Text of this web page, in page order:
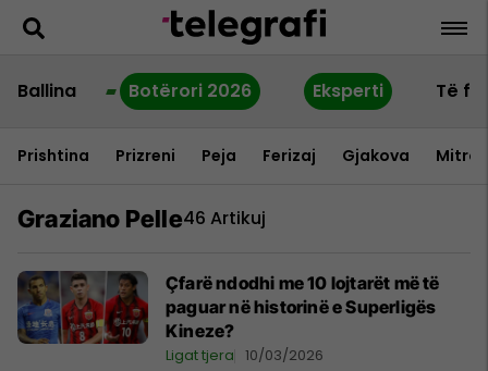
Ballina Botërori 2026 Eksperti Të
Prishtina Prizreni Peja Ferizaj Gjakova
Graziano Pelle46 Artikuj
Çfarë ndodhi me 10 lojtarët më të
paguar në historinë e Superligës
Kineze?
Ligat tjera 10/03/2026